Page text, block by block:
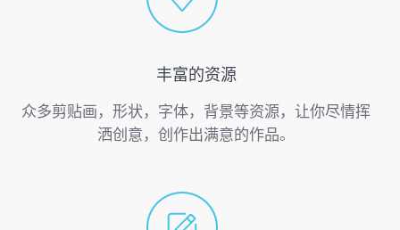
丰富的资源
众多剪贴画，形状，字体，背景等资源，让你尽情挥
洒创意，创作出满意的作品。